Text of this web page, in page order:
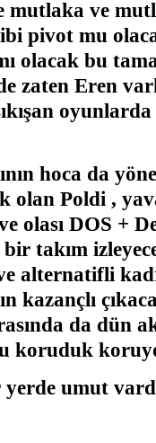
mutlaka ve
pivot mu
olacak bu
zaten Eren
hoca da
olan Poldi ,
olası DOS +
takım
alternatifli
kazançlı
da dün
koruduk
yerde umut